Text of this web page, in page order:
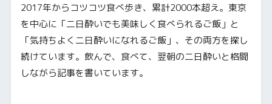
2017年からコツコツ食べ歩き、累計2000本超え。東京
を中心に「二日酔いでも美味しく食べられるご飯」と
「気持ちよく二日酔いになれるご飯」、その両方を探し
続けています。飲んで、食べて、翌朝の二日酔いと格闘
しながら記事を書いています。